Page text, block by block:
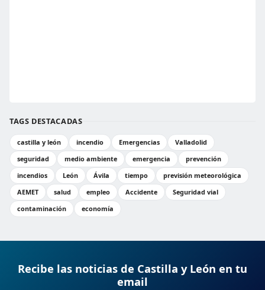
TAGS DESTACADAS
castilla y león incendio Emergencias
Valladolid
seguridad
medio ambiente emergencia
prevención
incendios
León Ávila tiempo
previsión meteorológica
AEMET
salud empleo Accidente
Seguridad vial
contaminación
economía
Recibe las noticias de Castilla y León en tu
email